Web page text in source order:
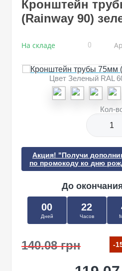
Кронштейн
(Rainway 90)
На складе 0
Цвет Зеленый RAL
Кол-
Акция! "Получи
по промокоду ко дню
До
00
Дней
22
Часов
140.08 грн -